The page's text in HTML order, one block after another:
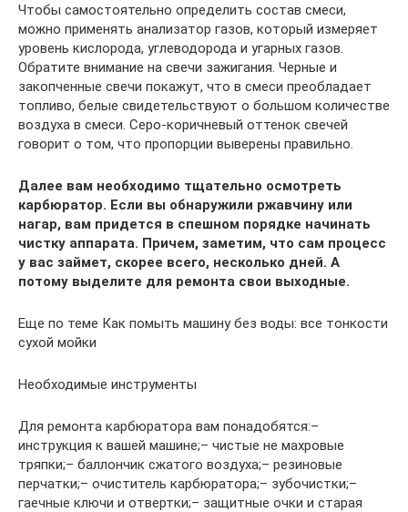
Чтобы самостоятельно определить состав смеси,
можно применять анализатор газов, который измеряет
уровень кислорода, углеводорода и угарных газов.
Обратите внимание на свечи зажигания. Черные и
закопченные свечи покажут, что в смеси преобладает
топливо, белые свидетельствуют о большом количестве
воздуха в смеси. Серо-коричневый оттенок свечей
говорит о том, что пропорции выверены правильно.
Далее вам необходимо тщательно осмотреть
карбюратор. Если вы обнаружили ржавчину или
нагар, вам придется в спешном порядке начинать
чистку аппарата. Причем, заметим, что сам процесс
у вас займет, скорее всего, несколько дней. А
потому выделите для ремонта свои выходные.
Еще по теме Как помыть машину без воды: все тонкости
сухой мойки
Необходимые инструменты
Для ремонта карбюратора вам понадобятся:–
инструкция к вашей машине;– чистые не махровые
тряпки;– баллончик сжатого воздуха;– резиновые
перчатки;– очиститель карбюратора;– зубочистки;–
гаечные ключи и отвертки;– защитные очки и старая